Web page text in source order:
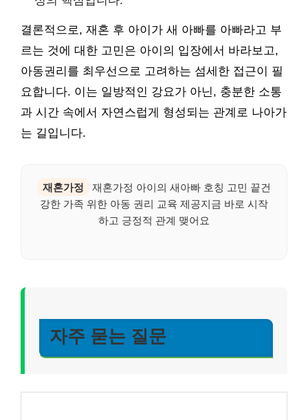
결론적으로, 재혼 후 아이가 새 아빠를 아빠라고 부
르는 것에 대한 고민은 아이의 입장에서 바라보고,
아동권리를 최우선으로 고려하는 섬세한 접근이 필
요합니다. 이는 일방적인 강요가 아닌, 충분한 소통
과 시간 속에서 자연스럽게 형성되는 관계로 나아가
는 길입니다.
재혼가정
재혼가정 아이의 새아빠 호칭 고민 끝건
강한 가족 위한 아동 권리 교육 제공지금 바로 시작
하고 긍정적 관계 맺어요
자주 묻는 질문